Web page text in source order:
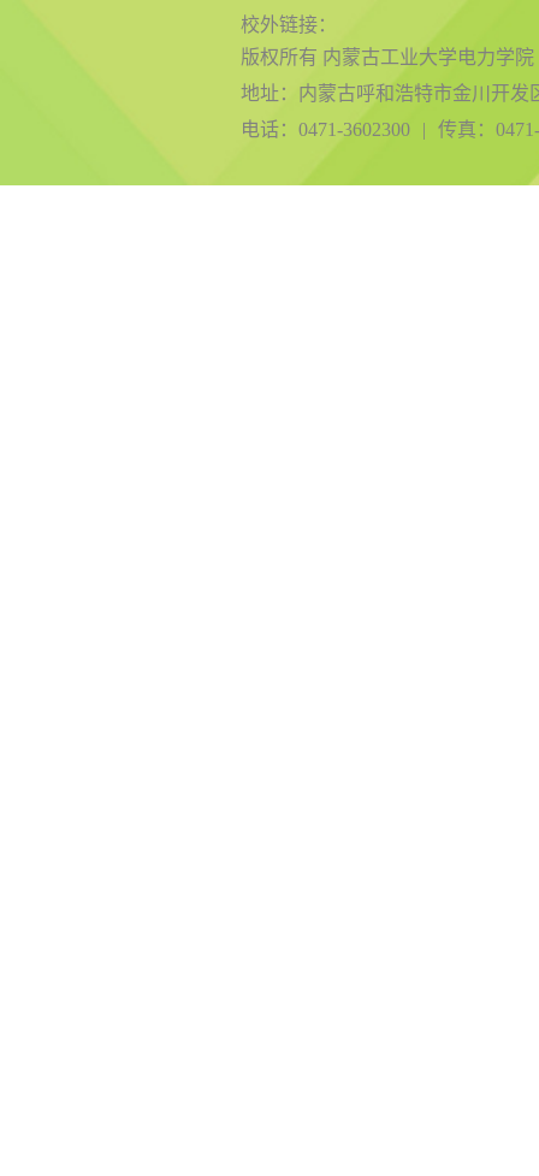
校外链接：
版权所有 内蒙古工业大学电力学院
地址：内蒙古呼和浩特市金川开发
电话：0471-3602300
| 传真：